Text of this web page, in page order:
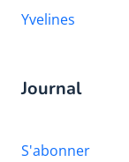
Yvelines
Journal
S'abonner